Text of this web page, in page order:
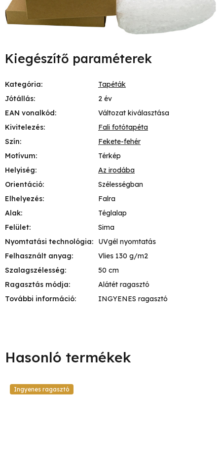
Kiegészítő paraméterek
Kategória:
Tapéták
Jótállás:
2 év
EAN vonalkód:
Változat kiválasztása
Kivitelezés:
Fali fotótapéta
Szín:
Fekete-fehér
Motívum:
Térkép
Helyiség:
Az irodába
Orientáció:
Szélességban
Elhelyezés:
Falra
Alak:
Téglalap
Felület:
Sima
Nyomtatási technológia:
UVgél nyomtatás
Felhasznált anyag:
Vlies 130 g/m2
Szalagszélesség:
50 cm
Ragasztás módja:
Alátét ragasztó
További információ: INGYENES ragasztó
Ingyenes ragasztó